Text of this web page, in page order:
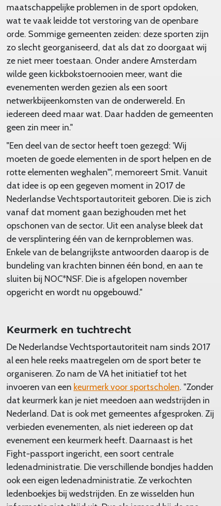
maatschappelijke problemen in de sport opdoken,
wat te vaak leidde tot verstoring van de openbare
orde. Sommige gemeenten zeiden: deze sporten zijn
zo slecht georganiseerd, dat als dat zo doorgaat wij
ze niet meer toestaan. Onder andere Amsterdam
wilde geen kickbokstoernooien meer, want die
evenementen werden gezien als een soort
netwerkbijeenkomsten van de onderwereld. En
iedereen deed maar wat. Daar hadden de gemeenten
geen zin meer in."
"Een deel van de sector heeft toen gezegd: 'Wij
moeten de goede elementen in de sport helpen en de
rotte elementen weghalen'", memoreert Smit. Vanuit
dat idee is op een gegeven moment in 2017 de
Nederlandse Vechtsportautoriteit geboren. Die is zich
vanaf dat moment gaan bezighouden met het
opschonen van de sector. Uit een analyse bleek dat
de versplintering één van de kernproblemen was.
Enkele van de belangrijkste antwoorden daarop is de
bundeling van krachten binnen één bond, en aan te
sluiten bij NOC*NSF. Die is afgelopen november
opgericht en wordt nu opgebouwd."
Keurmerk en tuchtrecht
De Nederlandse Vechtsportautoriteit nam sinds 2017
al een hele reeks maatregelen om de sport beter te
organiseren. Zo nam de VA het initiatief tot het
invoeren van een keurmerk voor sportscholen. "Zonder
dat keurmerk kan je niet meedoen aan wedstrijden in
Nederland. Dat is ook met gemeentes afgesproken. Zij
verbieden evenementen, als niet iedereen op dat
evenement een keurmerk heeft. Daarnaast is het
Fight-passport ingericht, een soort centrale
ledenadministratie. Die verschillende bondjes hadden
ook een eigen ledenadministratie. Ze verkochten
ledenboekjes bij wedstrijden. En ze wisselden hun